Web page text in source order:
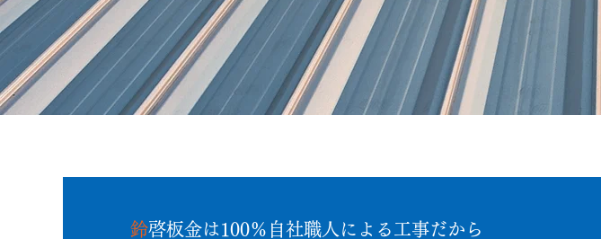
鈴啓板金は100％自社職人による工事だから